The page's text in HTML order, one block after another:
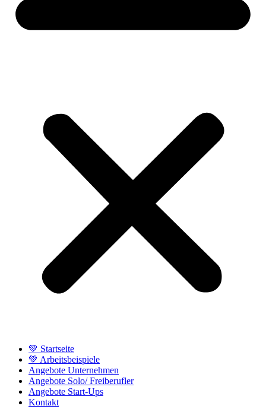
💚 Startseite
💚 Arbeitsbeispiele
Angebote Unternehmen
Angebote Solo/ Freiberufler
Angebote Start-Ups
Kontakt